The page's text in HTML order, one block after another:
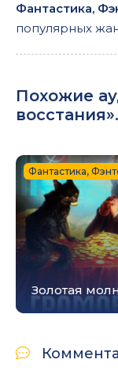
Фантастика,
популярных
Похожие
Золотая
Фантастика,